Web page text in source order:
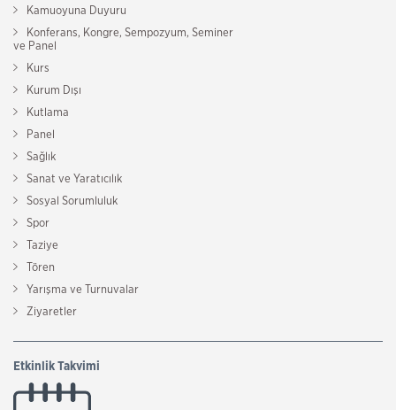
Kamuoyuna Duyuru
Konferans, Kongre, Sempozyum, Seminer
ve Panel
Kurs
Kurum Dışı
Kutlama
Panel
Sağlık
Sanat ve Yaratıcılık
Sosyal Sorumluluk
Spor
Taziye
Tören
Yarışma ve Turnuvalar
Ziyaretler
Etkinlik Takvimi